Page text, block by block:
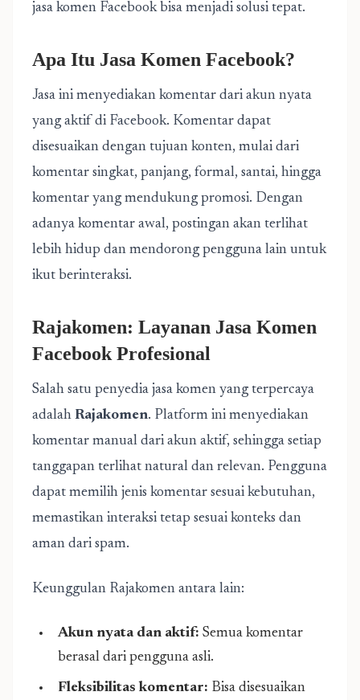
jasa komen Facebook bisa menjadi solusi tepat.
Apa Itu Jasa Komen Facebook?
Jasa ini menyediakan komentar dari akun nyata
yang aktif di Facebook. Komentar dapat
disesuaikan dengan tujuan konten, mulai dari
komentar singkat, panjang, formal, santai, hingga
komentar yang mendukung promosi. Dengan
adanya komentar awal, postingan akan terlihat
lebih hidup dan mendorong pengguna lain untuk
ikut berinteraksi.
Rajakomen: Layanan Jasa Komen
Facebook Profesional
Salah satu penyedia jasa komen yang terpercaya
adalah Rajakomen. Platform ini menyediakan
komentar manual dari akun aktif, sehingga setiap
tanggapan terlihat natural dan relevan. Pengguna
dapat memilih jenis komentar sesuai kebutuhan,
memastikan interaksi tetap sesuai konteks dan
aman dari spam.
Keunggulan Rajakomen antara lain:
Akun nyata dan aktif: Semua komentar
berasal dari pengguna asli.
Fleksibilitas komentar: Bisa disesuaikan